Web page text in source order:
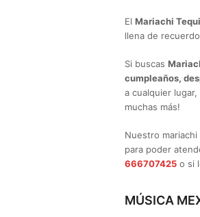
El Mariachi
llena de
Si buscas
cumpleaños,
a cualquier
muchas más!
Nuestro
para poder
666707425 o si
MÚSICA